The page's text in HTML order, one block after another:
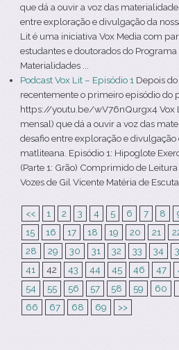
que dá a ouvir a voz das
entre exploração e divulgação da
Lit é uma iniciativa Vox Media com
estudantes e doutorados do
Materialidades ...
Podcast Vox Lit – Episódio 1 Depois
recentemente o primeiro episódio do
https://youtu.be/wV76nQurgx4 Vox
mensal) que dá a ouvir a voz das
desafio entre exploração e divulgação
matliteana. Episódio 1: Hipoglote
(Parte 1: Grão) Comprimido de
Vozes de Gil Vicente Matéria de Escuta
<< 1 2 3 4 5 6 7 8
15
16 17 18 19 20 21
28
29 30 31 32 33 34
41
42 43 44 45 46 47
54
55 56 57 58 59 60
66
67 68 69 >>